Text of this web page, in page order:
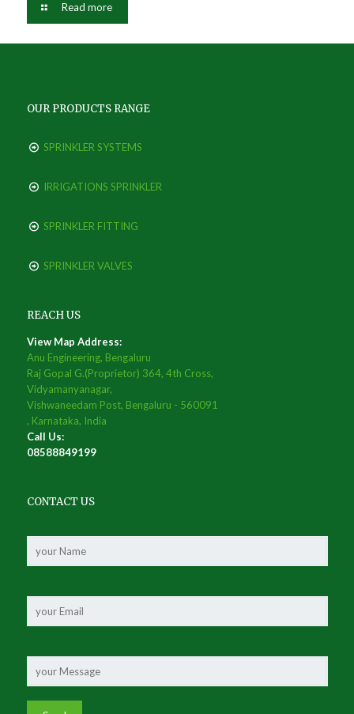
Read more
OUR PRODUCTS RANGE
SPRINKLER SYSTEMS
IRRIGATIONS SPRINKLER
SPRINKLER FITTING
SPRINKLER VALVES
REACH US
View Map Address:
Anu Engineering, Bengaluru
Raj Gopal G.(Proprietor) 364, 4th Cross,
Vidyamanyanagar,
Vishwaneedam Post, Bengaluru - 560091
, Karnataka, India
Call Us:
08588849199
CONTACT US